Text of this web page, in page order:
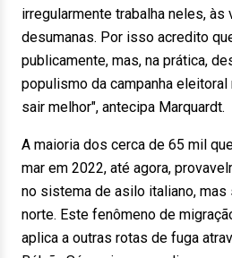
irregularmente trabalha neles,
desumanas. Por isso acredito
publicamente, mas, na prática,
populismo da campanha eleitoral
sair melhor", antecipa Marquardt.
A maioria dos cerca de 65 mil
mar em 2022, até agora,
no sistema de asilo italiano, mas
norte. Este fenômeno de
aplica a outras rotas de fuga